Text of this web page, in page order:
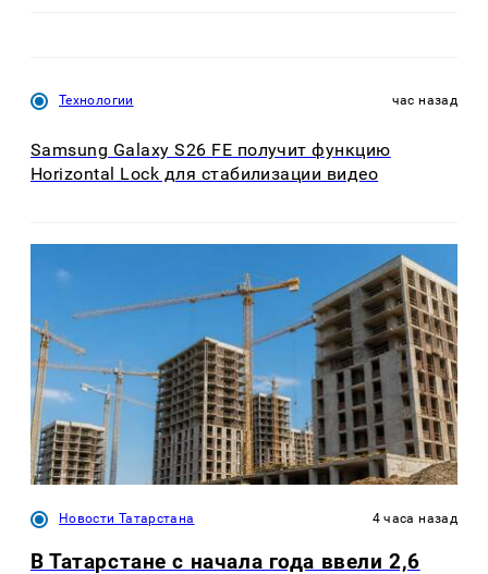
Технологии час назад
Samsung Galaxy S26 FE получит функцию
Horizontal Lock для стабилизации видео
Новости Татарстана 4 часа назад
В Татарстане с начала года ввели 2,6